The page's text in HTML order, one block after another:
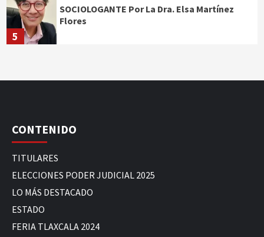
5
SOCIOLOGANTE Por La Dra. Elsa Martínez
Flores
CONTENIDO
TITULARES
ELECCIONES PODER JUDICIAL 2025
LO MÁS DESTACADO
ESTADO
FERIA TLAXCALA 2024